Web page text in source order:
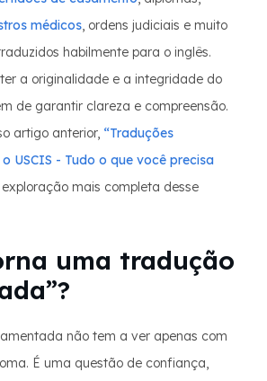
médicos, ordens judiciais e muito
habilmente para o inglês.
a originalidade e a integridade do
de garantir clareza e compreensão.
artigo anterior, “Traduções
USCIS - Tudo o que você precisa
mais completa desse
uma tradução
não tem a ver apenas com
É uma questão de confiança,